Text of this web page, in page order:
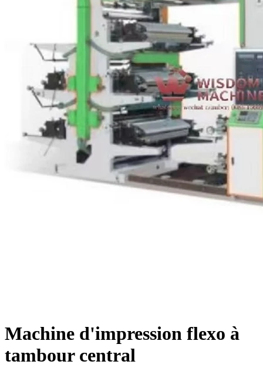
Machine d'impression flexo à
tambour central